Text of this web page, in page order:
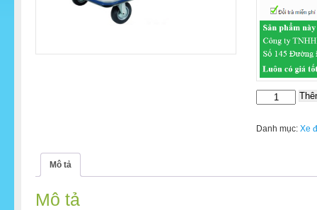
hàng
Danh mục: Xe
Mô tả
Mô tả